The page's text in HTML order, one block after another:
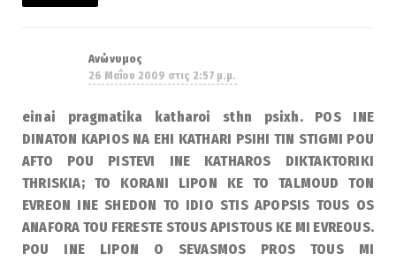
Ανώνυμος
26 Μαΐου 2009 στις 2:57 μ.μ.
einai pragmatika katharoi sthn psixh. POS INE
DINATON KAPIOS NA EHI KATHARI PSIHI TIN STIGMI POU
AFTO POU PISTEVI INE KATHAROS DIKTAKTORIKI
THRISKIA; TO KORANI LIPON KE TO TALMOUD TON
EVREON INE SHEDON TO IDIO STIS APOPSIS TOUS OS
ANAFORA TOU FERESTE STOUS APISTOUS KE MI EVREOUS.
POU INE LIPON O SEVASMOS PROS TOUS MI